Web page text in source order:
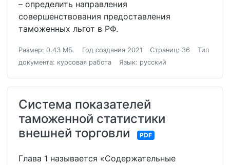
– определить направления
совершенствования предоставления
таможенных льгот в РФ.
Размер: 0.43 МБ. Год создания 2021 Страниц: 36
Тип
документа: курсовая работа
Язык: русский
Система показателей
таможенной статистики
внешней торговли
PDF
Глава 1 называется «Содержательные